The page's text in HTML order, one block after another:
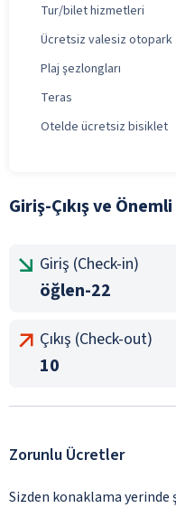
Tur/bilet hizmetleri
Ücretsiz valesiz otopark
Plaj şezlongları
Teras
Otelde ücretsiz bisiklet
Giriş-Çıkış ve
Giriş (Check-in)
öğlen-22
Çıkış (Check-out)
10
Zorunlu Ücretler
Sizden konaklama